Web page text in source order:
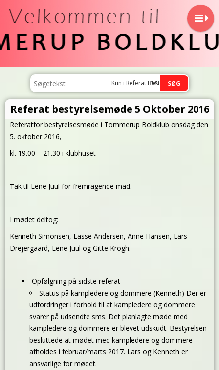
Kun i Referat Bestyrelsemøde
Referat bestyrelsemøde 5 Oktober 2016
Referatfor bestyrelsesmøde i Tommerup Boldklub onsdag den
5. oktober 2016,
kl. 19.00 – 21.30 i klubhuset
Tak til Lene Juul for fremragende mad.
I mødet deltog:
Kenneth Simonsen, Lasse Andersen, Anne Hansen, Lars
Drejergaard, Lene Juul og Gitte Krogh.
Opfølgning på sidste referat
Status på kampledere og dommere (Kenneth) Der er
udfordringer i forhold til at kampledere og dommere
svarer på udsendte sms. Det planlagte møde med
kampledere og dommere er blevet udskudt. Bestyrelsen
besluttede at mødet med kampledere og dommere
afholdes i februar/marts 2017. Lars og Kenneth er
ansvarlige for mødet.